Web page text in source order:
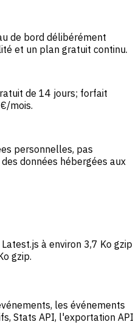
de bord délibérément
et un plan gratuit continu.
de 14 jours; forfait
mois.
personnelles, pas
données hébergées aux
à environ 3,7 Ko gzip
gzip.
les événements
Stats API, l'exportation API